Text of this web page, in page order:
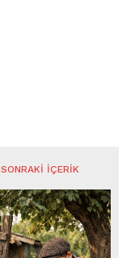
SONRAKI İÇERIK